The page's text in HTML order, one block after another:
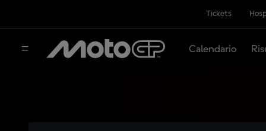
Tickets
Calendario